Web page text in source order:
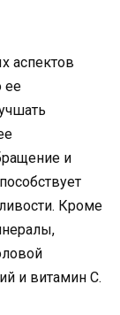
аспектов
ее
и
Кроме
и витамин С.